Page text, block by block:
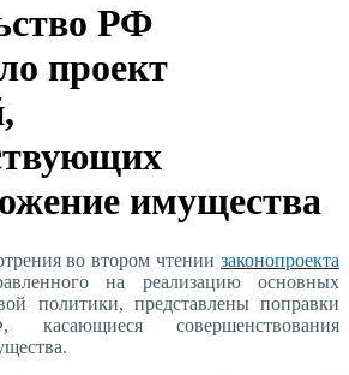
РФ
проект
имущества
во втором чтении законопроекта
на реализацию основных
политики, представлены поправки
касающиеся совершенствования